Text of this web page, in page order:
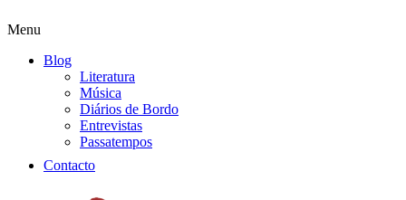
Menu
Blog
Literatura
Música
Diários de Bordo
Entrevistas
Passatempos
Contacto